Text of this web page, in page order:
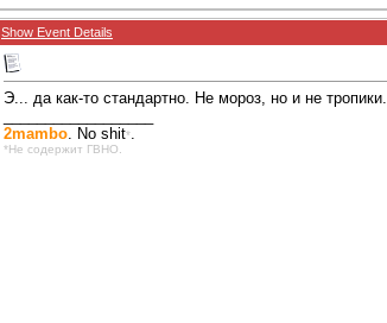
Show Event Details
Э... да как-то стандартно. Не мороз, но и не тропики.
2mambo. No shit*.
*Не содержит ГВНО.